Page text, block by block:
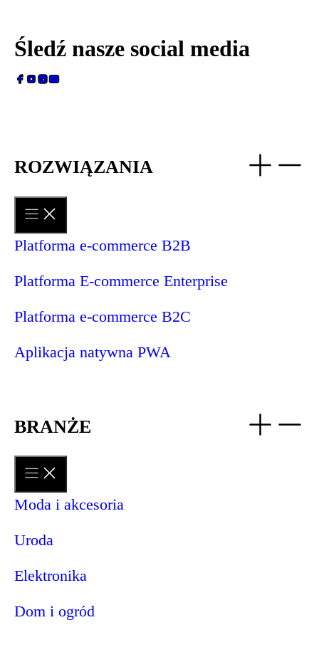
Śledź nasze social media
ROZWIĄZANIA
Platforma e‑commerce B2B
Platforma E‑commerce Enterprise
Platforma e‑commerce B2C
Aplikacja natywna PWA
BRANŻE
Moda i akcesoria
Uroda
Elektronika
Dom i ogród